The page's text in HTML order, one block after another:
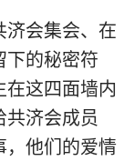
会集会、在
下的秘密符
这四面墙内
济会成员
，他们的爱情